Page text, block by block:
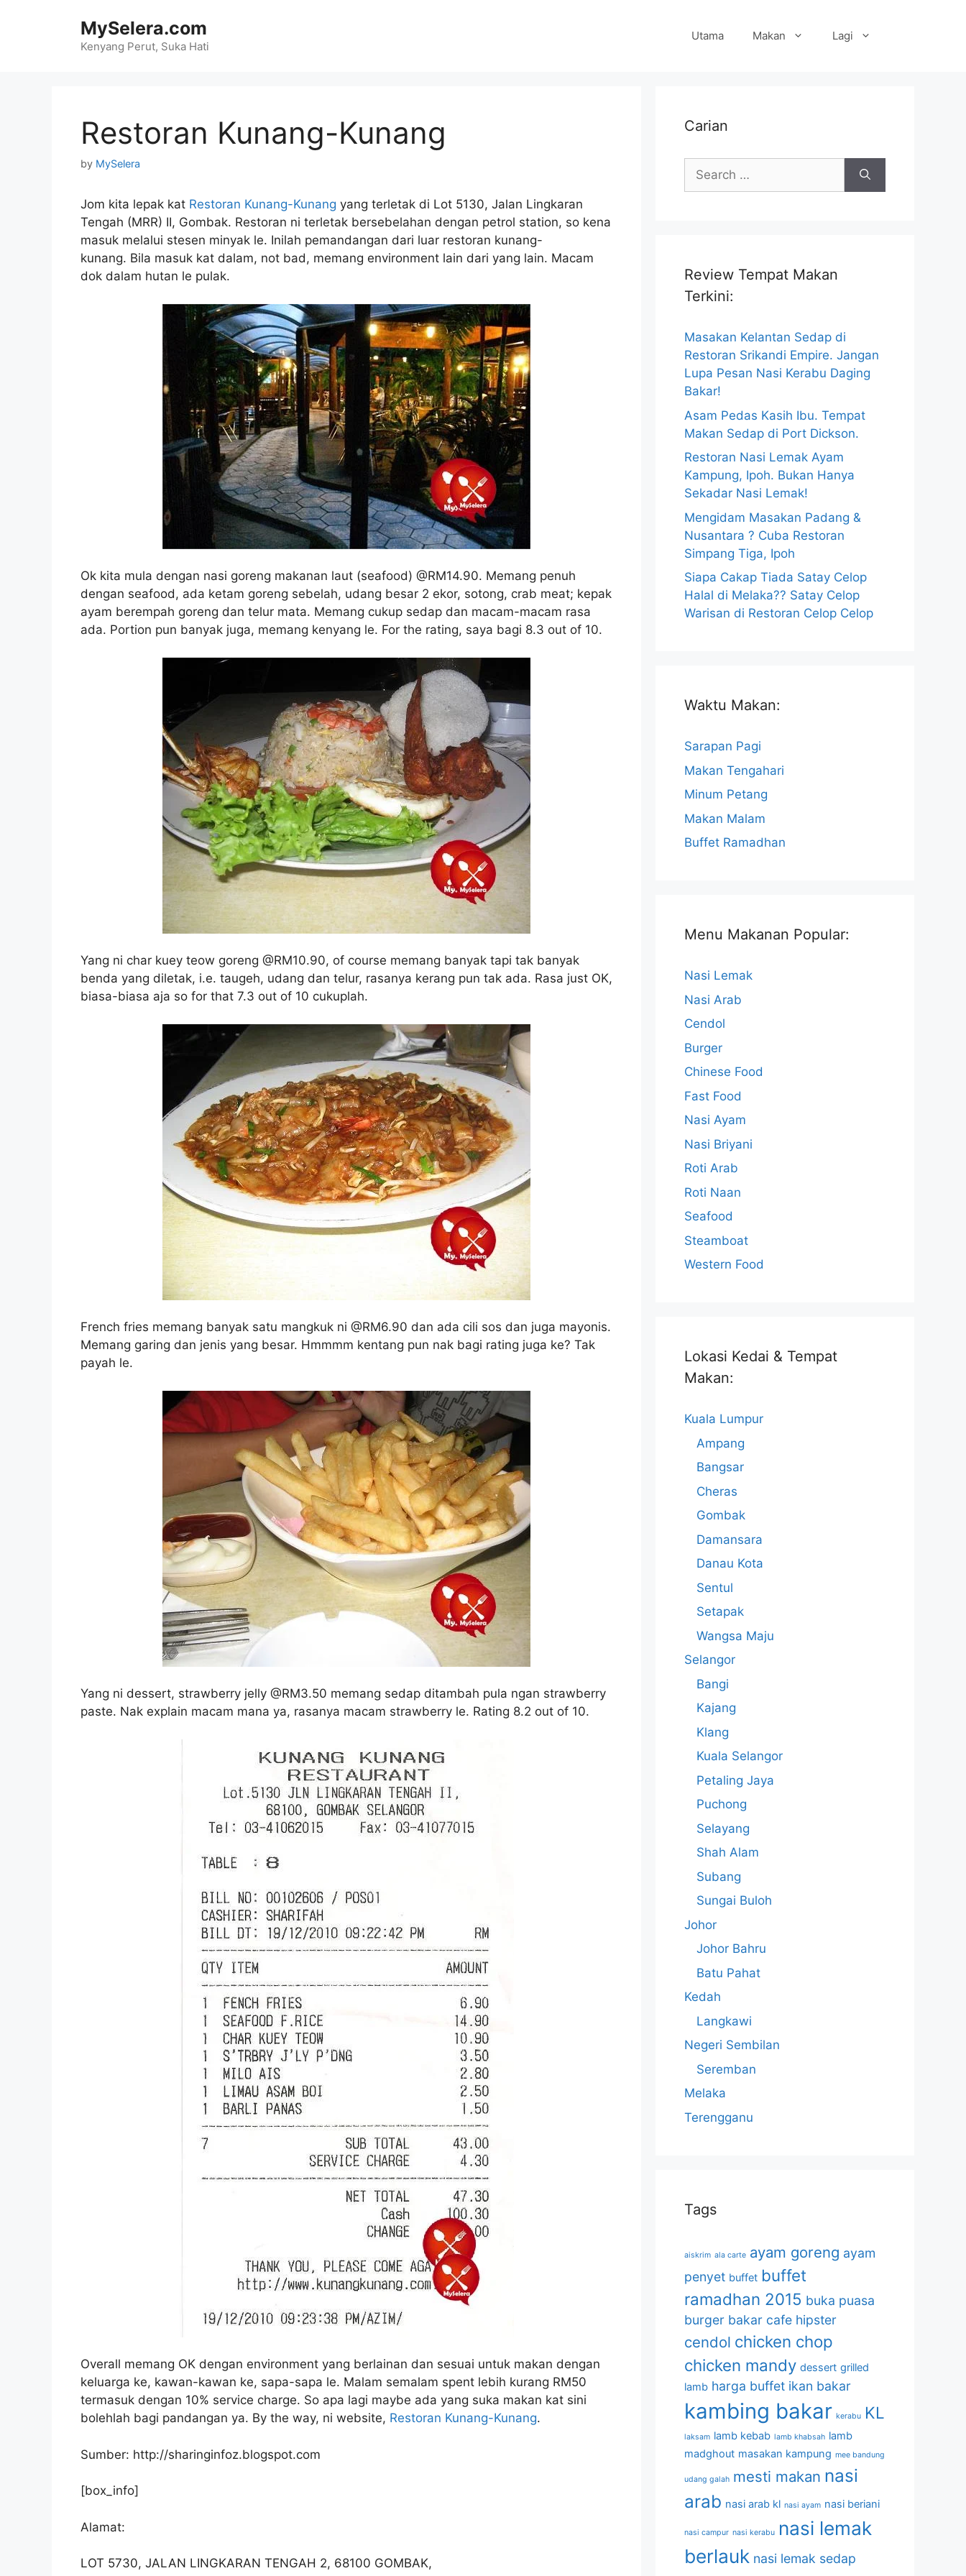
MySelera.com
Kenyang Perut, Suka Hati
Utama Makan Lagi
Restoran Kunang-Kunang
by MySelera
Jom kita lepak kat Restoran Kunang-Kunang yang terletak di Lot 5130, Jalan Lingkaran
Tengah (MRR) II, Gombak. Restoran ni terletak bersebelahan dengan petrol station, so kena
masuk melalui stesen minyak le. Inilah pemandangan dari luar restoran kunang-
kunang. Bila masuk kat dalam, not bad, memang environment lain dari yang lain. Macam
dok dalam hutan le pulak.
Ok kita mula dengan nasi goreng makanan laut (seafood) @RM14.90. Memang penuh
dengan seafood, ada ketam goreng sebelah, udang besar 2 ekor, sotong, crab meat; kepak
ayam berempah goreng dan telur mata. Memang cukup sedap dan macam-macam rasa
ada. Portion pun banyak juga, memang kenyang le. For the rating, saya bagi 8.3 out of 10.
Yang ni char kuey teow goreng @RM10.90, of course memang banyak tapi tak banyak
benda yang diletak, i.e. taugeh, udang dan telur, rasanya kerang pun tak ada. Rasa just OK,
biasa-biasa aja so for that 7.3 out of 10 cukuplah.
French fries memang banyak satu mangkuk ni @RM6.90 dan ada cili sos dan juga mayonis.
Memang garing dan jenis yang besar. Hmmmm kentang pun nak bagi rating juga ke? Tak
payah le.
Yang ni dessert, strawberry jelly @RM3.50 memang sedap ditambah pula ngan strawberry
paste. Nak explain macam mana ya, rasanya macam strawberry le. Rating 8.2 out of 10.
Overall memang OK dengan environment yang berlainan dan sesuai untuk makan dengan
keluarga ke, kawan-kawan ke, sapa-sapa le. Malam semalam spent lebih kurang RM50
termasuk dengan 10% service charge. So apa lagi maybe ada yang suka makan kat sini
bolehlah bagi pandangan ya. By the way, ni website, Restoran Kunang-Kunang.
Sumber: http://sharinginfoz.blogspot.com
[box_info]
Alamat:
LOT 5730, JALAN LINGKARAN TENGAH 2, 68100 GOMBAK,
Carian
Search
for:
Review Tempat Makan
Terkini:
Masakan Kelantan Sedap di
Restoran Srikandi Empire. Jangan
Lupa Pesan Nasi Kerabu Daging
Bakar!
Asam Pedas Kasih Ibu. Tempat
Makan Sedap di Port Dickson.
Restoran Nasi Lemak Ayam
Kampung, Ipoh. Bukan Hanya
Sekadar Nasi Lemak!
Mengidam Masakan Padang &
Nusantara ? Cuba Restoran
Simpang Tiga, Ipoh
Siapa Cakap Tiada Satay Celop
Halal di Melaka?? Satay Celop
Warisan di Restoran Celop Celop
Waktu Makan:
Sarapan Pagi
Makan Tengahari
Minum Petang
Makan Malam
Buffet Ramadhan
Menu Makanan Popular:
Nasi Lemak
Nasi Arab
Cendol
Burger
Chinese Food
Fast Food
Nasi Ayam
Nasi Briyani
Roti Arab
Roti Naan
Seafood
Steamboat
Western Food
Lokasi Kedai & Tempat
Makan:
Kuala Lumpur
Ampang
Bangsar
Cheras
Gombak
Damansara
Danau Kota
Sentul
Setapak
Wangsa Maju
Selangor
Bangi
Kajang
Klang
Kuala Selangor
Petaling Jaya
Puchong
Selayang
Shah Alam
Subang
Sungai Buloh
Johor
Johor Bahru
Batu Pahat
Kedah
Langkawi
Negeri Sembilan
Seremban
Melaka
Terengganu
Tags
aiskrim ala carte ayam goreng ayam
penyet buffet buffet
ramadhan 2015 buka puasa
burger bakar cafe hipster
cendol chicken chop
chicken mandy dessert grilled
lamb harga buffet ikan bakar
kambing bakar kerabu KL
laksam lamb kebab lamb khabsah lamb
madghout masakan kampung mee bandung
udang galah mesti makan nasi
arab nasi arab kl nasi ayam nasi beriani
nasi campur nasi kerabu nasi lemak
berlauk nasi lemak sedap